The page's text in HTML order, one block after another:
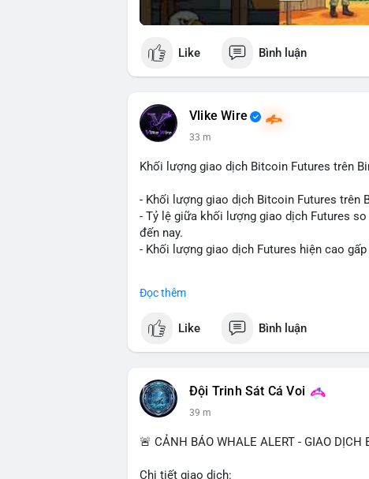
Like Bình luận
Vlike Wire
33 m
Khối lượng giao dịch Bitcoin Futures trên
- Khối lượng giao dịch Bitcoin Futures trên
- Tỷ lệ giữa khối lượng giao dịch Futures
đến nay.
- Khối lượng giao dịch Futures hiện cao
#vlikevn #titanbot
📰 Nguồn: Cointelegraph
Đọc thêm
Like Bình luận
Đội Trinh Sát Cá Voi
39 m
🚨 CẢNH BÁO WHALE ALERT - GIAO DỊCH
Chi tiết giao dịch: